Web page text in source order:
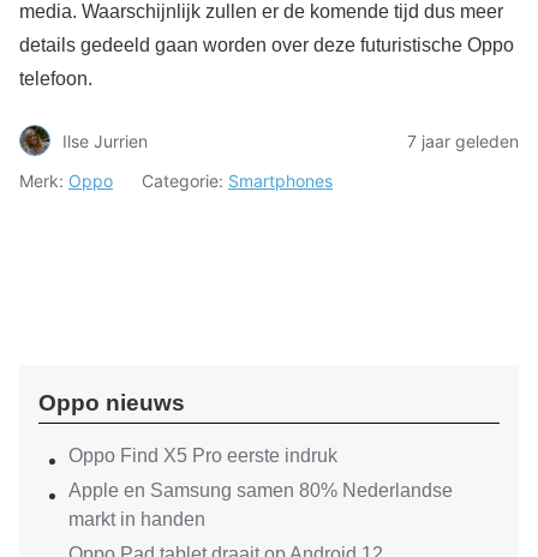
media. Waarschijnlijk zullen er de komende tijd dus meer
details gedeeld gaan worden over deze futuristische Oppo
telefoon.
Ilse Jurrien
7 jaar geleden
Merk: Oppo Categorie: Smartphones
Oppo nieuws
Oppo Find X5 Pro eerste indruk
Apple en Samsung samen 80% Nederlandse
markt in handen